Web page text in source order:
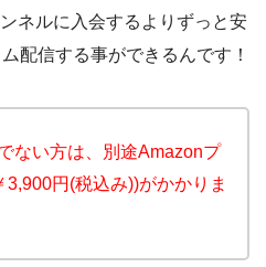
ネルに入会するよりずっと安
配信する事ができるんです！
ない方は、別途Amazonプ
円(税込み))がかかりま